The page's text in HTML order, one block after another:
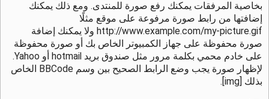
بخاصية المرفقات يمكنك رفع صورة للمنتدى. ومع ذلك يمكنك
إضافتها من رابط صورة مرفوعة على موقع مثلًا
http://www.example.com/my-picture.gif ولا يمكنك إضافة
صورة محفوظة على جهاز الكمبيوتر الخاص بك أو صورة محفوظة
على خادم محمي بكلمة مرور مثل صندوق بريد hotmail أو Yahoo.
لإظهار صورة يجب وضع الرابط الصحيح بين وسم BBCode الخاص
بذلك [img].